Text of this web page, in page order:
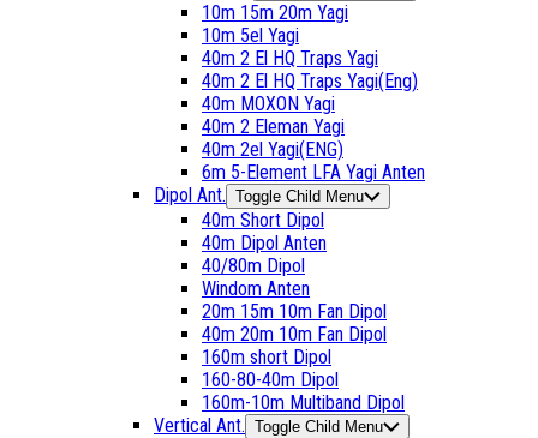
10m 15m 20m Yagi
10m 5el Yagi
40m 2 El HQ Traps Yagi
40m 2 El HQ Traps Yagi(Eng)
40m MOXON Yagi
40m 2 Eleman Yagi
40m 2el Yagi(ENG)
6m 5-Element LFA Yagi Anten
Dipol Ant. Toggle Child Menu
40m Short Dipol
40m Dipol Anten
40/80m Dipol
Windom Anten
20m 15m 10m Fan Dipol
40m 20m 10m Fan Dipol
160m short Dipol
160-80-40m Dipol
160m-10m Multiband Dipol
Vertical Ant. Toggle Child Menu